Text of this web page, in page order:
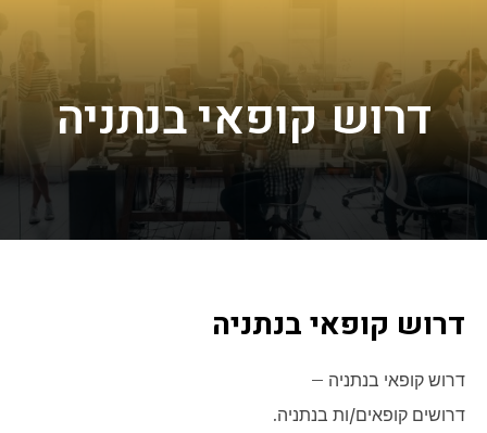
דרוש קופאי בנתניה
דרוש קופאי בנתניה
דרוש קופאי בנתניה –
דרושים קופאים/ות בנתניה.